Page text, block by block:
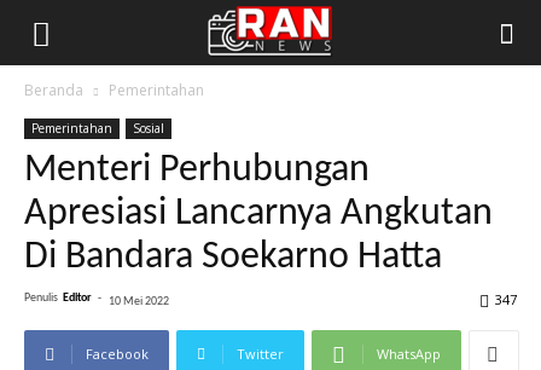
Beranda Pemerintahan
Pemerintahan Sosial
Menteri Perhubungan
Apresiasi Lancarnya Angkutan
Di Bandara Soekarno Hatta
Penulis Editor - 10 Mei 2022 347
Facebook Twitter WhatsApp